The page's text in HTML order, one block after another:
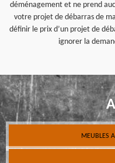
déménagement et ne prend
votre projet de débarras de
définir le prix d’un projet de
ignorer la
MEUBLES